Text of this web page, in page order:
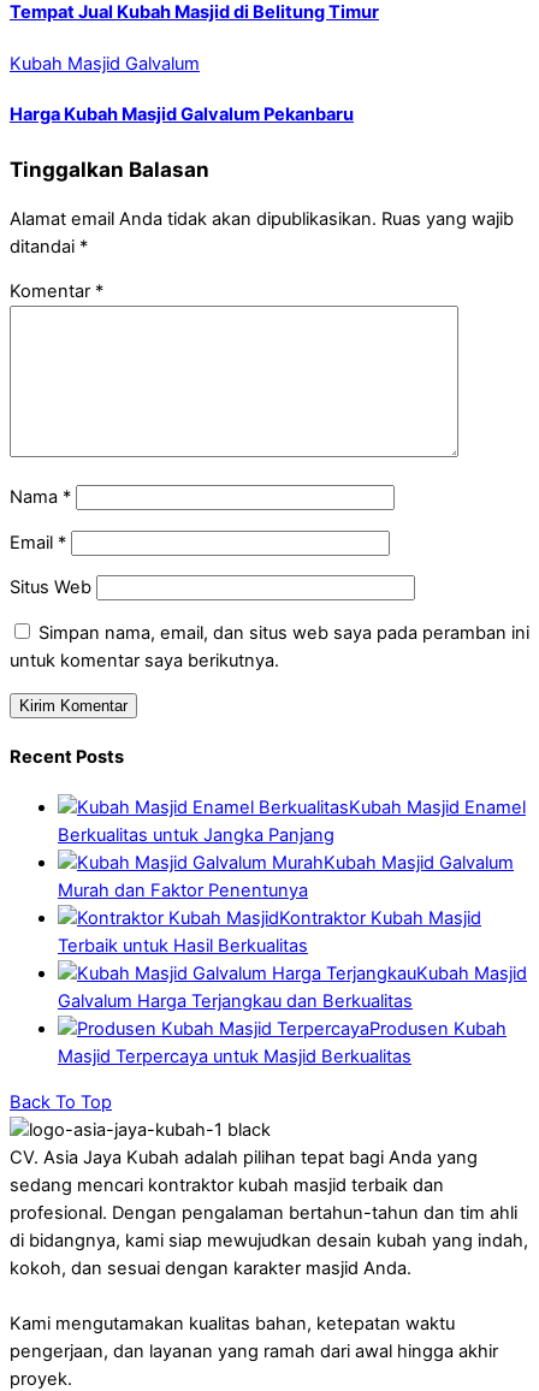
Tempat Jual Kubah Masjid di Belitung Timur
Kubah Masjid Galvalum
Harga Kubah Masjid Galvalum Pekanbaru
Tinggalkan Balasan
Alamat email Anda tidak akan dipublikasikan. Ruas yang wajib
ditandai *
Komentar *
Nama *
Email *
Situs Web
Simpan nama, email, dan situs web saya pada peramban ini
untuk komentar saya berikutnya.
Recent Posts
Kubah Masjid Enamel
Berkualitas untuk Jangka Panjang
Kubah Masjid Galvalum
Murah dan Faktor Penentunya
Kontraktor Kubah Masjid
Terbaik untuk Hasil Berkualitas
Kubah Masjid
Galvalum Harga Terjangkau dan Berkualitas
Produsen Kubah
Masjid Terpercaya untuk Masjid Berkualitas
Back To Top
CV. Asia Jaya Kubah adalah pilihan tepat bagi Anda yang
sedang mencari kontraktor kubah masjid terbaik dan
profesional. Dengan pengalaman bertahun-tahun dan tim ahli
di bidangnya, kami siap mewujudkan desain kubah yang indah,
kokoh, dan sesuai dengan karakter masjid Anda.
Kami mengutamakan kualitas bahan, ketepatan waktu
pengerjaan, dan layanan yang ramah dari awal hingga akhir
proyek.